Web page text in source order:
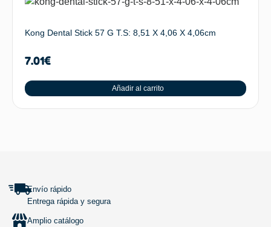
Kong Dental Stick 57 G T.S: 8,51 X 4,06 X 4,06cm
7.01€
Añadir al carrito
Envío rápido
Entrega rápida y segura
Amplio catálogo